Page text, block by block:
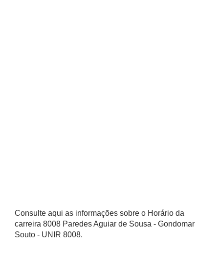
Consulte aqui as informações sobre o Horário da
carreira 8008 Paredes Aguiar de Sousa - Gondomar
Souto - UNIR 8008.